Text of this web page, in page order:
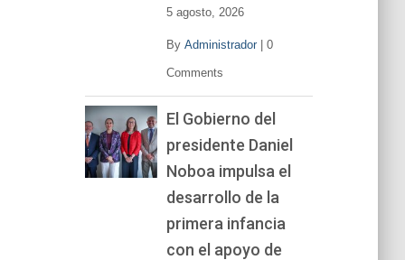
5 agosto, 2026
By Administrador| 0
Comments
El Gobierno del
presidente Daniel
Noboa impulsa el
desarrollo de la
primera infancia
con el apoyo de